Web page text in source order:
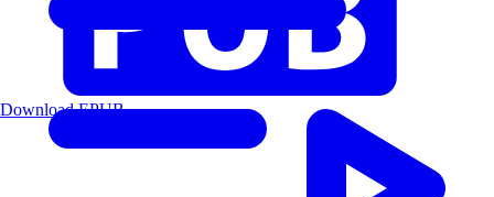
Download EPUB